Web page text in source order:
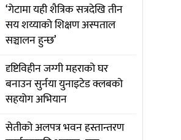
‘गेटामा यही शैत्रिक सत्रदेखि तीन
सय शय्याको शिक्षण अस्पताल
सञ्चालन हुन्छ’
दृष्टिविहीन जग्गी महराको घर
बनाउन सुर्नया युनाइटेड क्लबको
सहयोग अभियान
सेतीको अलपत्र भवन हस्तान्तरण